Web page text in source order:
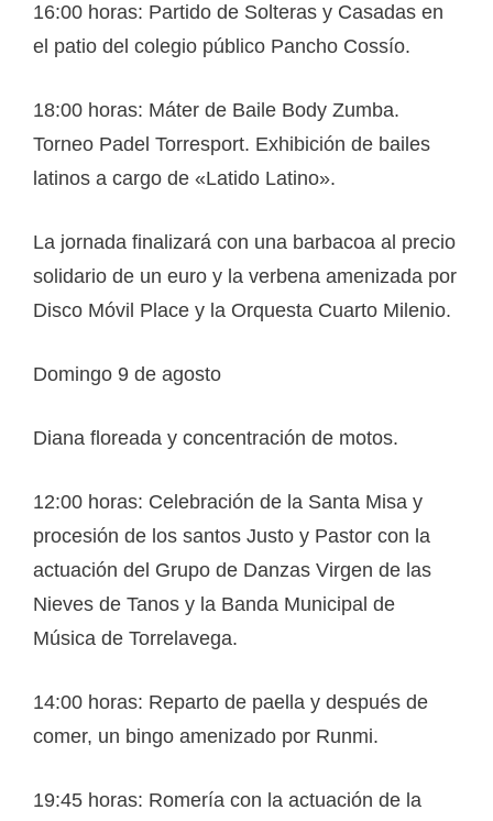
16:00 horas: Partido de Solteras y Casadas en
el patio del colegio público Pancho Cossío.
18:00 horas: Máter de Baile Body Zumba.
Torneo Padel Torresport. Exhibición de bailes
latinos a cargo de «Latido Latino».
La jornada finalizará con una barbacoa al precio
solidario de un euro y la verbena amenizada por
Disco Móvil Place y la Orquesta Cuarto Milenio.
Domingo 9 de agosto
Diana floreada y concentración de motos.
12:00 horas: Celebración de la Santa Misa y
procesión de los santos Justo y Pastor con la
actuación del Grupo de Danzas Virgen de las
Nieves de Tanos y la Banda Municipal de
Música de Torrelavega.
14:00 horas: Reparto de paella y después de
comer, un bingo amenizado por Runmi.
19:45 horas: Romería con la actuación de la